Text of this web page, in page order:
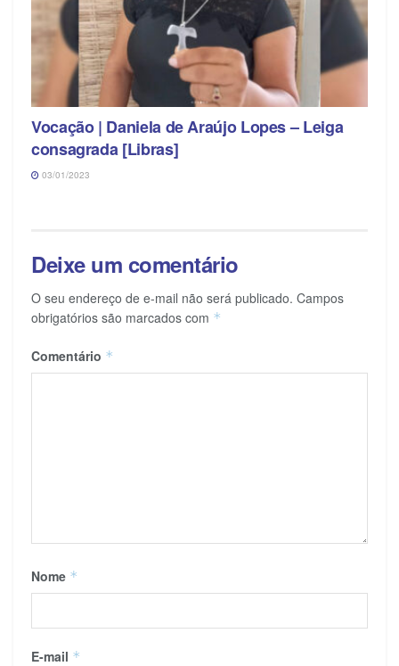
Vocação | Daniela de Araújo Lopes – Leiga
consagrada [Libras]
03/01/2023
Deixe um comentário
O seu endereço de e-mail não será publicado. Campos
obrigatórios são marcados com *
Comentário *
Nome *
E-mail *